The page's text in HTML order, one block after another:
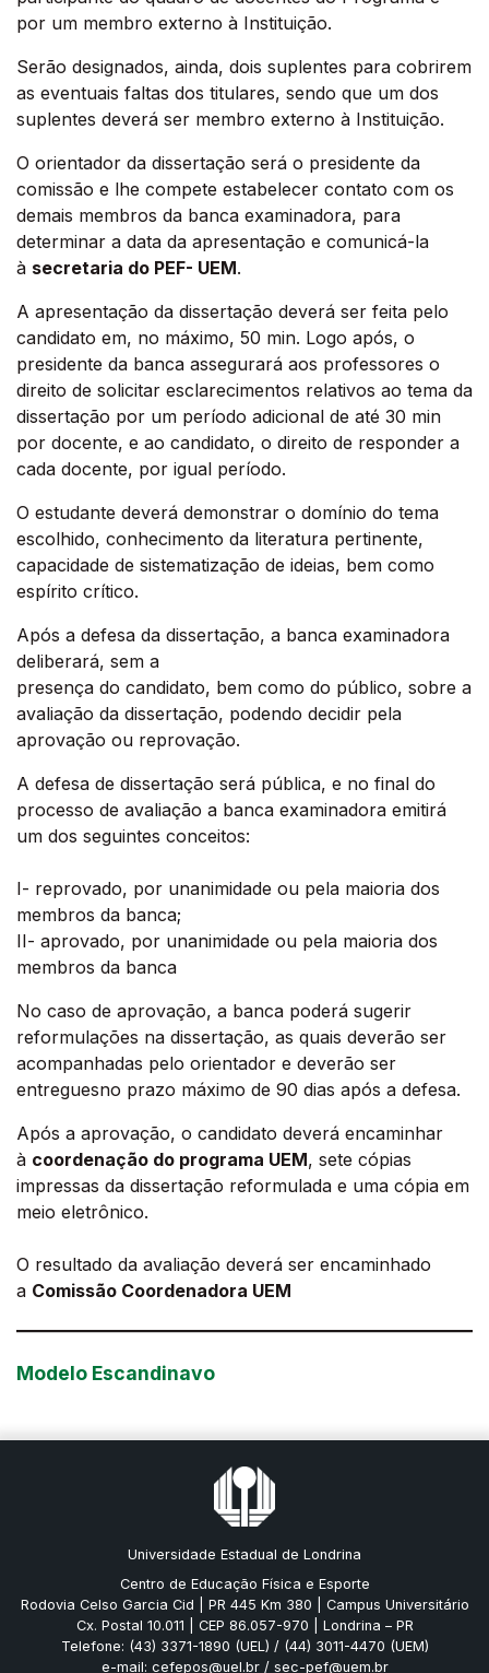
por um membro externo à Instituição.
Serão designados, ainda, dois suplentes para cobrirem
as eventuais faltas dos titulares, sendo que um dos
suplentes deverá ser membro externo à Instituição.
O orientador da dissertação será o presidente da
comissão e lhe compete estabelecer contato com os
demais membros da banca examinadora, para
determinar a data da apresentação e comunicá-la
à secretaria do PEF- UEM.
A apresentação da dissertação deverá ser feita pelo
candidato em, no máximo, 50 min. Logo após, o
presidente da banca assegurará aos professores o
direito de solicitar esclarecimentos relativos ao tema da
dissertação por um período adicional de até 30 min
por docente, e ao candidato, o direito de responder a
cada docente, por igual período.
O estudante deverá demonstrar o domínio do tema
escolhido, conhecimento da literatura pertinente,
capacidade de sistematização de ideias, bem como
espírito crítico.
Após a defesa da dissertação, a banca examinadora
deliberará, sem a
presença do candidato, bem como do público, sobre a
avaliação da dissertação, podendo decidir pela
aprovação ou reprovação.
A defesa de dissertação será pública, e no final do
processo de avaliação a banca examinadora emitirá
um dos seguintes conceitos:
I- reprovado, por unanimidade ou pela maioria dos
membros da banca;
II- aprovado, por unanimidade ou pela maioria dos
membros da banca
No caso de aprovação, a banca poderá sugerir
reformulações na dissertação, as quais deverão ser
acompanhadas pelo orientador e deverão ser
entreguesno prazo máximo de 90 dias após a defesa.
Após a aprovação, o candidato deverá encaminhar
à coordenação do programa UEM, sete cópias
impressas da dissertação reformulada e uma cópia em
meio eletrônico.
O resultado da avaliação deverá ser encaminhado
a Comissão Coordenadora UEM
Modelo Escandinavo
Universidade Estadual de Londrina
Centro de Educação Física e Esporte
Rodovia Celso Garcia Cid | PR 445 Km 380 | Campus Universitário
Cx. Postal 10.011 | CEP 86.057-970 | Londrina – PR
Telefone: (43) 3371-1890 (UEL) / (44) 3011-4470 (UEM)
e-mail: cefepos@uel.br / sec-pef@uem.br